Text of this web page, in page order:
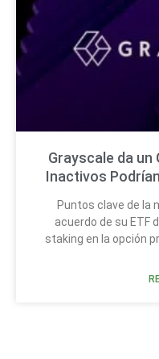
Grayscale da un
Inactivos
Puntos clave de la
acuerdo de su ETF
staking en la opción